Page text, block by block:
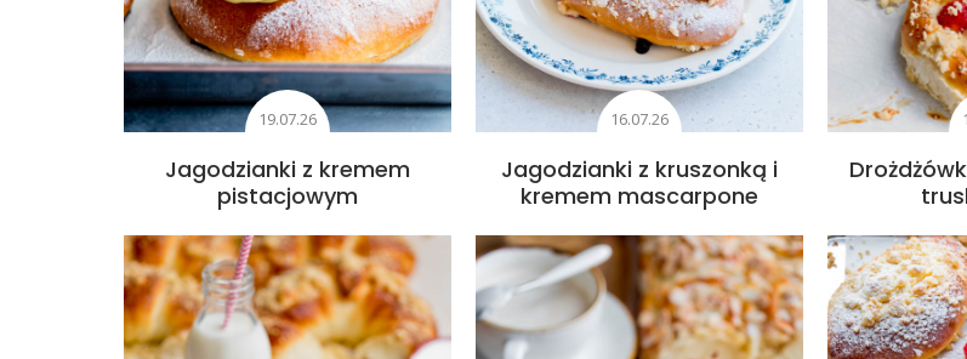
stanie się Waszym ulubionym, choć przypuszczam, że trudno będzie się zdecydować ;).
19.07.26
Jagodzianki z kremem
pistacjowym
16.07.26
Jagodzianki z kruszonką i
kremem mascarpone